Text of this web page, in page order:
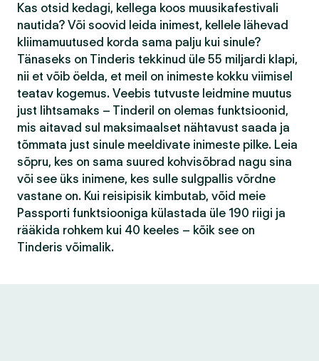
Kas otsid kedagi, kellega koos muusikafestivali
nautida? Või soovid leida inimest, kellele lähevad
kliimamuutused korda sama palju kui sinule?
Tänaseks on Tinderis tekkinud üle 55 miljardi klapi,
nii et võib öelda, et meil on inimeste kokku viimisel
teatav kogemus. Veebis tutvuste leidmine muutus
just lihtsamaks – Tinderil on olemas funktsioonid,
mis aitavad sul maksimaalset nähtavust saada ja
tõmmata just sinule meeldivate inimeste pilke. Leia
sõpru, kes on sama suured kohvisõbrad nagu sina
või see üks inimene, kes sulle sulgpallis võrdne
vastane on. Kui reisipisik kimbutab, võid meie
Passporti funktsiooniga külastada üle 190 riigi ja
rääkida rohkem kui 40 keeles – kõik see on
Tinderis võimalik.